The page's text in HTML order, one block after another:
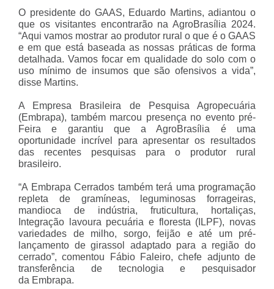
O presidente do GAAS, Eduardo Martins, adiantou o
que os visitantes encontrarão na AgroBrasília 2024.
“Aqui vamos mostrar ao produtor rural o que é o GAAS
e em que está baseada as nossas práticas de forma
detalhada. Vamos focar em qualidade do solo com o
uso mínimo de insumos que são ofensivos a vida”,
disse Martins.
A Empresa Brasileira de Pesquisa Agropecuária
(Embrapa), também marcou presença no evento pré-
Feira e garantiu que a AgroBrasília é uma
oportunidade incrível para apresentar os resultados
das recentes pesquisas para o produtor rural
brasileiro.
“A Embrapa Cerrados também terá uma programação
repleta de gramíneas, leguminosas forrageiras,
mandioca de indústria, fruticultura, hortaliças,
Integração lavoura pecuária e floresta (ILPF), novas
variedades de milho, sorgo, feijão e até um pré-
lançamento de girassol adaptado para a região do
cerrado”, comentou Fábio Faleiro,chefe adjunto de
transferência de tecnologia e pesquisador
da Embrapa.